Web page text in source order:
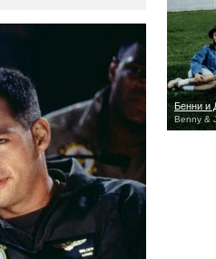
Бенни и
Benny &